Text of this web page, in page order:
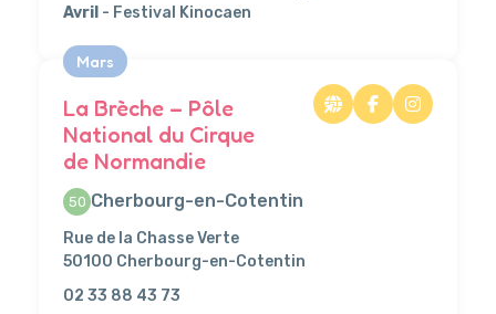
Avril - Festival Kinocaen
Mars
La Brèche – Pôle
National du Cirque
de Normandie
50 Cherbourg-en-Cotentin
Rue de la Chasse Verte
50100 Cherbourg-en-Cotentin
02 33 88 43 73